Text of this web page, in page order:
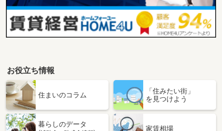
お役立ち情報
住まいのコラム
「住みたい街」
を見つけよう
暮らしのデータ
家賃相場